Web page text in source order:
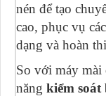
nén để tạo
cao, phục vụ
dạng và hoàn
So với máy mài
năng kiểm soát